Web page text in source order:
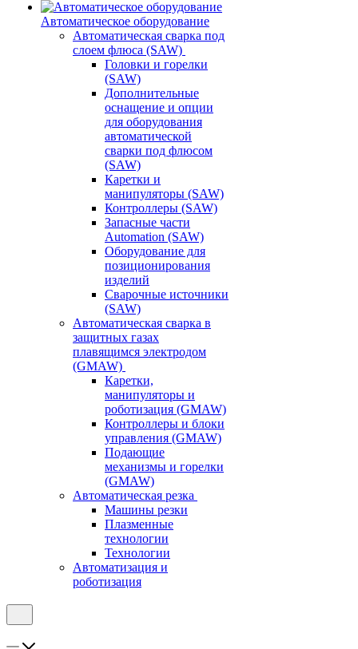
Автоматическое оборудование
Автоматическая сварка под
слоем флюса (SAW)
Головки и горелки
(SAW)
Дополнительные
оснащение и опции
для оборудования
автоматической
сварки под флюсом
(SAW)
Каретки и
манипуляторы (SAW)
Контроллеры (SAW)
Запасные части
Automation (SAW)
Оборудование для
позиционирования
изделий
Сварочные источники
(SAW)
Автоматическая сварка в
защитных газах
плавящимся электродом
(GMAW)
Каретки,
манипуляторы и
роботизация (GMAW)
Контроллеры и блоки
управления (GMAW)
Подающие
механизмы и горелки
(GMAW)
Автоматическая резка
Машины резки
Плазменные
технологии
Технологии
Автоматизация и
роботизация